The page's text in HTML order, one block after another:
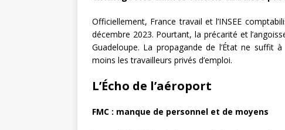
Officiellement, France travail et l’INSEE
décembre 2023. Pourtant, la précarité et
Guadeloupe. La propagande de l’État ne suffit
moins les travailleurs privés d’emploi.
L’Écho de l’aéroport
FMC : manque de personnel et de moyens